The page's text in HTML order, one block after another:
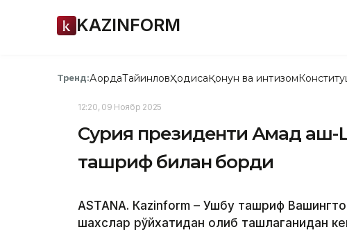
KAZINFORM
Тренд:АқордаТайинловҲодисаҚонун ва интизом
12:20, 09 Ноябр 2025
Сурия президенти Аҳмад
ташриф билан борди
ASTANA. Кazinform – Ушбу ташриф
шахслар рўйхатидан олиб ташлаганидан